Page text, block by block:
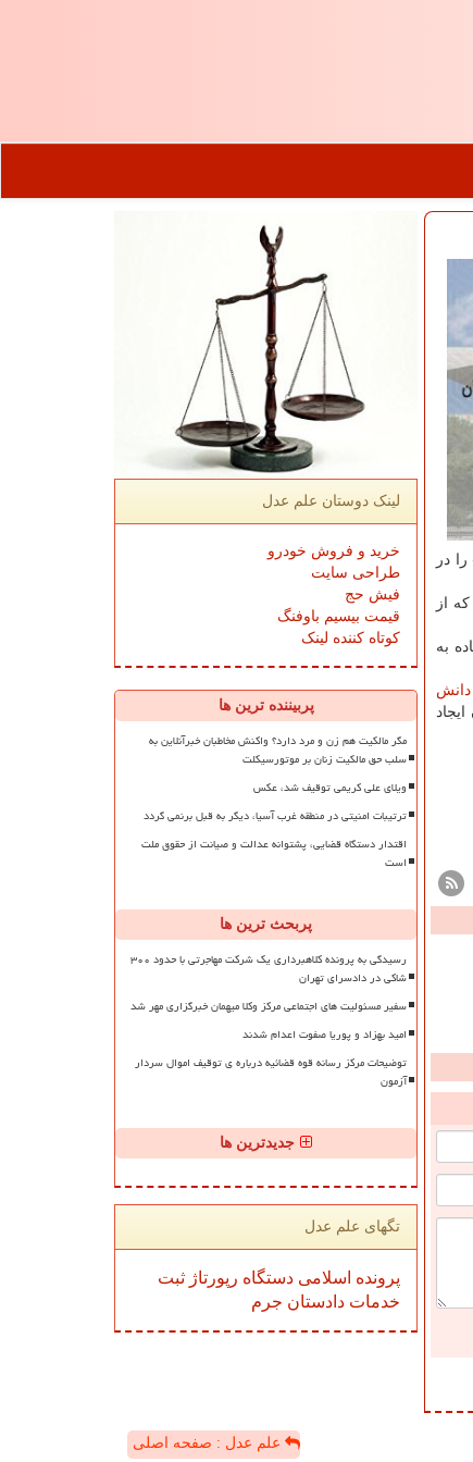
در
که از
به
دانش
لینک دوستان علم عدل
خرید و فروش خودرو
طراحی سایت
فیش حج
قیمت بیسیم باوفنگ
کوتاه کننده لینک
پربیننده ترین ها
مگر مالکیت هم زن و مرد دارد؟ واکنش مخاطبان خبرآنلاین به
سلب حق مالکیت زنان بر موتورسیکلت
ویلای علی کریمی توقیف شد، عکس
ترتیبات امنیتی در منطقه غرب آسیا، دیگر به قبل برنمی گردد
اقتدار دستگاه قضایی، پشتوانه عدالت و صیانت از حقوق ملت
است
پربحث ترین ها
رسیدگی به پرونده کلاهبرداری یک شرکت مهاجرتی با حدود ۳۰۰
شاکی در دادسرای تهران
سفیر مسئولیت های اجتماعی مرکز وکلا میهمان خبرگزاری مهر شد
امید بهزاد و پوریا صفوت اعدام شدند
توضیحات مرکز رسانه قوه قضائیه درباره ی توقیف اموال سردار
آزمون
جدیدترین ها
تگهای علم عدل
پرونده اسلامی دستگاه رپورتاژ ثبت
خدمات دادستان جرم
علم عدل : صفحه اصلی